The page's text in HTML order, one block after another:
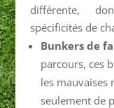
différente,
spécificités de
Bunkers de
parcours, ces
les mauvaises
seulement de